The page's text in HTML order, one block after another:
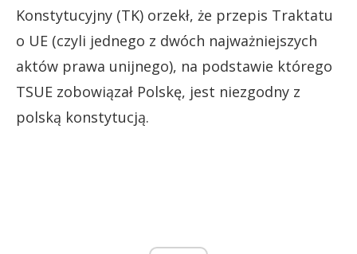
Konstytucyjny (TK) orzekł, że przepis Traktatu
o UE (czyli jednego z dwóch najważniejszych
aktów prawa unijnego), na podstawie którego
TSUE zobowiązał Polskę, jest niezgodny z
polską konstytucją.